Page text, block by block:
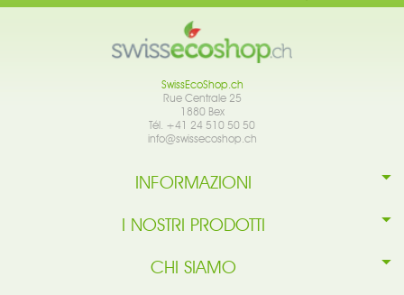
SwissEcoShop.ch
Rue Centrale 25
1880 Bex
Tél. +41 24 510 50 50
info@swissecoshop.ch
INFORMAZIONI
I NOSTRI PRODOTTI
CHI SIAMO